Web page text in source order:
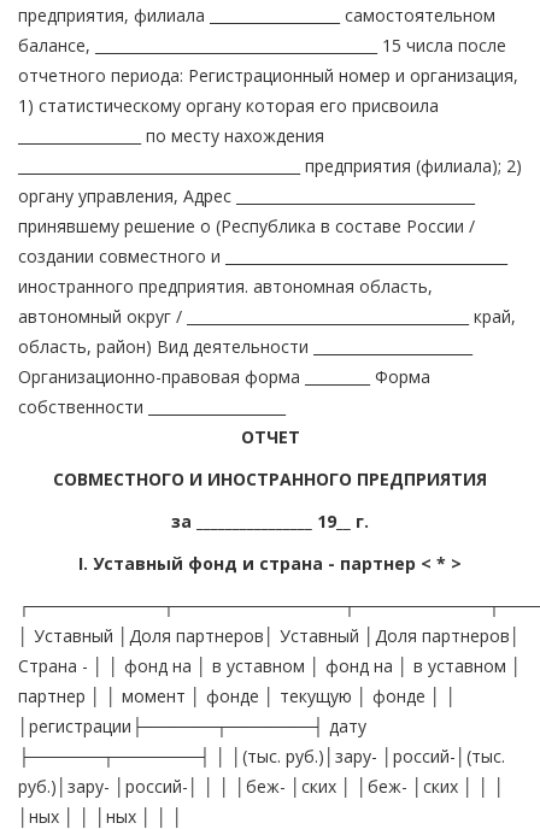
предприятия, филиала __________________ самостоятельном
балансе, _______________________________________ 15 числа после
отчетного периода: Регистрационный номер и организация,
1) статистическому органу которая его присвоила
_________________ по месту нахождения
_______________________________________ предприятия (филиала); 2)
органу управления, Адрес _________________________________
принявшему решение о (Республика в составе России /
создании совместного и _______________________________________
иностранного предприятия. автономная область,
автономный округ / _______________________________________ край,
область, район) Вид деятельности ______________________
Организационно-правовая форма _________ Форма
собственности ___________________
ОТЧЕТ
СОВМЕСТНОГО И ИНОСТРАННОГО ПРЕДПРИЯТИЯ
за ________________ 19__ г.
I. Уставный фонд и страна - партнер < * >
│ Уставный │Доля партнеров│ Уставный │Доля партнеров│
Страна - │ │ фонд на │ в уставном │ фонд на │ в уставном │
партнер │ │ момент │ фонде │ текущую │ фонде │ │
│регистрации├──────┬───────┤ дату
├──────┬───────┤ │ │(тыс. руб.)│зару- │россий-│(тыс.
руб.)│зару- │россий-│ │ │ │беж- │ских │ │беж- │ских │ │ │
│ных │ │ │ных │ │ │